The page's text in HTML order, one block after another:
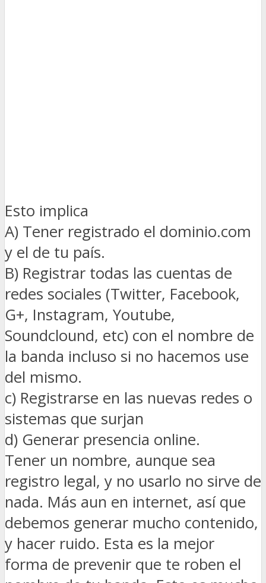
Esto implica
A) Tener registrado el dominio.com
y el de tu país.
B) Registrar todas las cuentas de
redes sociales (Twitter, Facebook,
G+, Instagram, Youtube,
Soundclound, etc) con el nombre de
la banda incluso si no hacemos use
del mismo.
c) Registrarse en las nuevas redes o
sistemas que surjan
d) Generar presencia online.
Tener un nombre, aunque sea
registro legal, y no usarlo no sirve de
nada. Más aun en internet, así que
debemos generar mucho contenido,
y hacer ruido. Esta es la mejor
forma de prevenir que te roben el